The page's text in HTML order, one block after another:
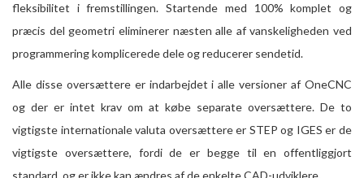
fleksibilitet i fremstillingen. Startende med 100% komplet og
præcis del geometri eliminerer næsten alle af vanskeligheden ved
programmering komplicerede dele og reducerer sendetid.
Alle disse oversættere er indarbejdet i alle versioner af OneCNC
og der er intet krav om at købe separate oversættere. De to
vigtigste internationale valuta oversættere er STEP og IGES er de
vigtigste oversættere, fordi de er begge til en offentliggjort
standard, og er ikke kan ændres af de enkelte CAD-udviklere.